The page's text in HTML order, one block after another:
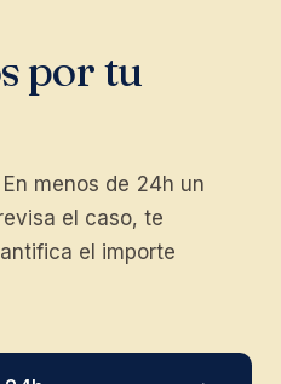
por tu
menos de 24h un
el caso, te
el importe